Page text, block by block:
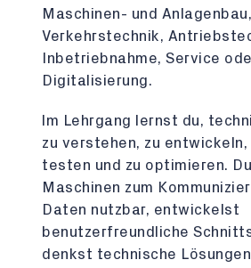
Maschinen- und
Verkehrstechnik,
Inbetriebnahme, Service
Digitalisierung.
Im Lehrgang lernst du,
zu verstehen, zu entwickeln,
testen und zu optimieren.
Maschinen zum
Daten nutzbar, entwickelst
benutzerfreundliche
denkst technische